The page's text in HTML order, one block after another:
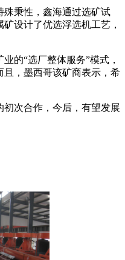
殊秉性，鑫海通过选矿试
设计了优选浮选机工艺，
的“选厂整体服务”模式，
且，墨西哥该矿商表示，希
次合作，今后，有望发展